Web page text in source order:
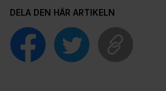
DELA DEN HÄR ARTIKELN